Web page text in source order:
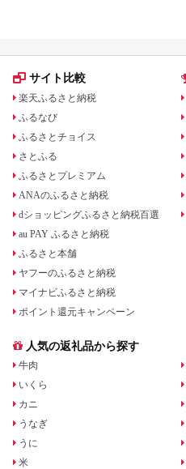
サイト比較
楽天ふるさと納税
ふるなび
ふるさとチョイス
さとふる
ふるさとプレミアム
ANAのふるさと納税
dショッピングふるさと納税百選
au PAY ふるさと納税
ふるさと本舗
ヤフーのふるさと納税
マイナビふるさと納税
ポイント還元キャンペーン
人気の返礼品から探す
牛肉
いくら
カニ
うなぎ
うに
米